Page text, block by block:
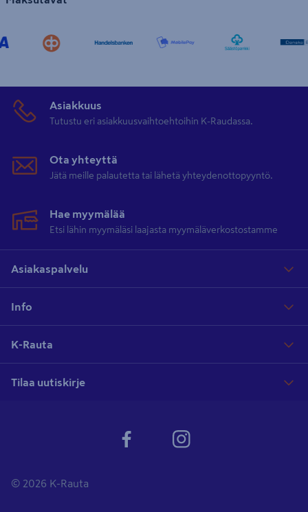
muotoinen terä toimii tehokkaasti ja nurmikon reunat saa siistittyä
Kesä on otollista aikaa suuremmillekin pihaprojekteille ja
kannattaakin hoitaa kesällä kuntoon. Mitä aiemmin homman saa
valmiiksi, sitä aiemmin pääsee nauttimaan työn tuloksesta!
K-Raudasta.
Asiakkuus
Tutustu eri asiakkuusvaihtoehtoihin K-Raudassa.
Ota yhteyttä
Jätä meille palautetta tai lähetä yhteydenottopyyntö.
Hae myymälää
Etsi lähin myymäläsi laajasta myymäläverkostostamme
Asiakaspalvelu
Info
K-Rauta
Tilaa uutiskirje
© 2026 K-Rauta